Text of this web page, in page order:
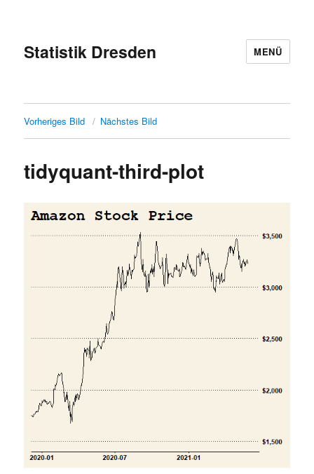
Statistik Dresden MENÜ
Vorheriges Bild Nächstes Bild
tidyquant-third-plot